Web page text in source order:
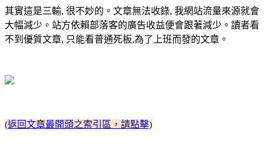
其實這是三輸, 很不妙的。文章無法收錄, 我網站流量來源就會
大幅減少。站方依賴部落客的廣告收益便會跟著減少。讀者看
不到優質文章, 只能看普通死板,為了上班而發的文章。
(返回文章最開頭之索引區，請點擊)